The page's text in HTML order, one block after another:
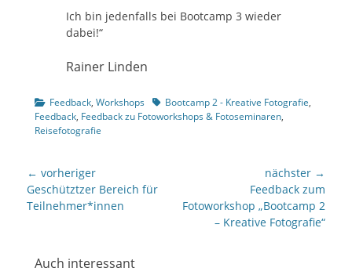
Ich bin jedenfalls bei Bootcamp 3 wieder
dabei!“
Rainer Linden
Kategorien
Feedback, Workshops TagsBootcamp 2 - Kreative Fotografie,
Feedback, Feedback zu Fotoworkshops & Fotoseminaren,
Reisefotografie
Beitragsnavigation
← vorheriger
Vorheriger
Beitrag:
Geschütztzer Bereich für
Teilnehmer*innen
nächster →
Beitrag:
Feedback zum
Fotoworkshop „Bootcamp 2
– Kreative Fotografie“
Auch interessant